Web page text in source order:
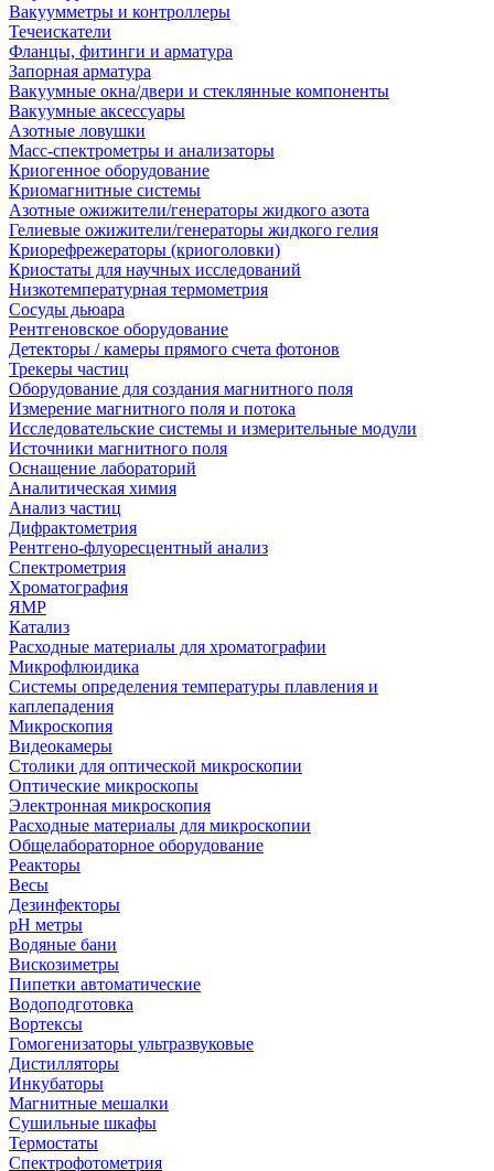
Вакуумметры и контроллеры
Течеискатели
Фланцы, фитинги и арматура
Запорная арматура
Вакуумные окна/двери и стеклянные компоненты
Вакуумные аксессуары
Азотные ловушки
Масс-спектрометры и анализаторы
Криогенное оборудование
Криомагнитные системы
Азотные ожижители/генераторы жидкого азота
Гелиевые ожижители/генераторы жидкого гелия
Криорефрежераторы (криоголовки)
Криостаты для научных исследований
Низкотемпературная термометрия
Сосуды дьюара
Рентгеновское оборудование
Детекторы / камеры прямого счета фотонов
Трекеры частиц
Оборудование для создания магнитного поля
Измерение магнитного поля и потока
Исследовательские системы и измерительные модули
Источники магнитного поля
Оснащение лабораторий
Аналитическая химия
Анализ частиц
Дифрактометрия
Рентгено-флуоресцентный анализ
Спектрометрия
Хроматография
ЯМР
Катализ
Расходные материалы для хроматографии
Микрофлюидика
Системы определения температуры плавления и
каплепадения
Микроскопия
Видеокамеры
Столики для оптической микроскопии
Оптические микроскопы
Электронная микроскопия
Расходные материалы для микроскопии
Общелабораторное оборудование
Реакторы
Весы
Дезинфекторы
рН метры
Водяные бани
Вискозиметры
Пипетки автоматические
Водоподготовка
Вортексы
Гомогенизаторы ультразвуковые
Дистилляторы
Инкубаторы
Магнитные мешалки
Сушильные шкафы
Термостаты
Спектрофотометрия